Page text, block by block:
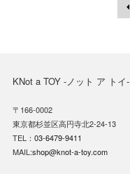
KNot a TOY -ノット ア トイ-
〒166-0002
東京都杉並区高円寺北2-24-13
TEL：03-6479-9411
MAIL:shop@knot-a-toy.com